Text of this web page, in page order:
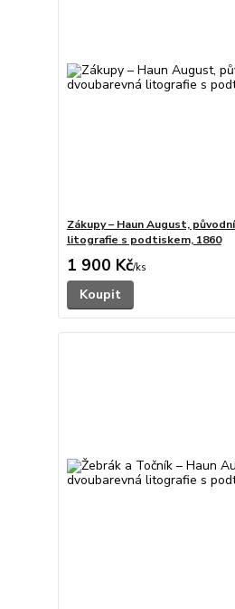
Zákupy – Haun August,
litografie s podtiskem, 1860
1 900 Kč/ks
Koupit